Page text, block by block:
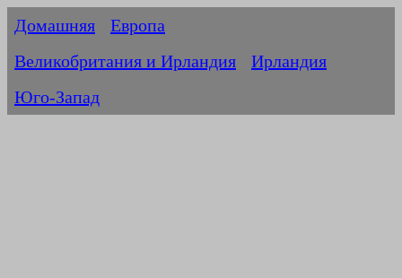
Домашняя
Европа
Великобритания и Ирландия
Ирландия
Юго-Запад